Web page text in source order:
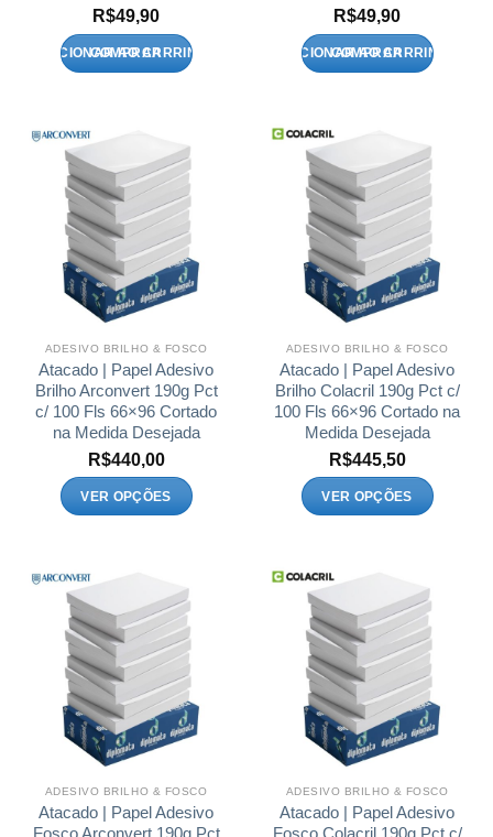
R$49,90
ADICIONAR AO CARRINHO
R$49,90
ADICIONAR AO CARRINHO
ADESIVO BRILHO & FOSCO
Atacado | Papel Adesivo
Brilho Arconvert 190g Pct
c/ 100 Fls 66×96 Cortado
na Medida Desejada
R$440,00
VER OPÇÕES
variantes.
As
opções
podem
ser
escolhidas
na
do
produto
ADESIVO BRILHO & FOSCO
Atacado | Papel Adesivo
Brilho Colacril 190g Pct c/
100 Fls 66×96 Cortado na
Medida Desejada
R$445,50
VER OPÇÕES
variantes.
As
opções
podem
ser
escolhidas
na
do
produto
ADESIVO BRILHO & FOSCO
Atacado | Papel Adesivo
ADESIVO BRILHO & FOSCO
Atacado | Papel Adesivo